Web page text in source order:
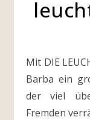
Mit DIE LEUCHTENDE REPUBLIK gelingt Andrés
Barba ein
der viel
Fremden